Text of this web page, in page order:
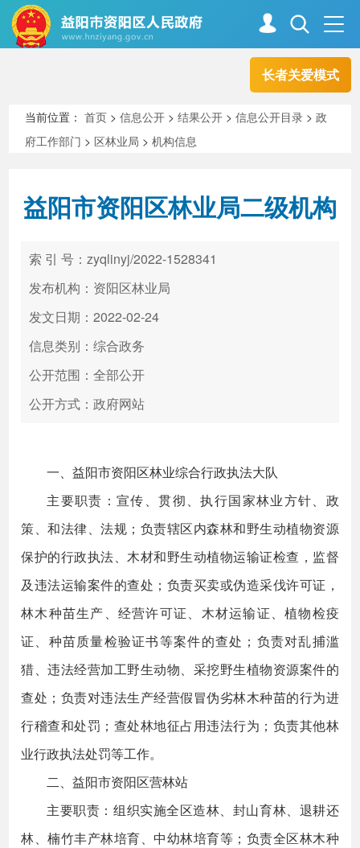
长者关爱模式
走进资阳
新闻中心 解读回应
政务服务
高效办成一件事
当前位置：首页 >信息公开 >结果公开 >信息公开目录 >政
府工作部门 > 区林业局 >机构信息
益阳市资阳区林业局二级机构
索 引 号：zyqlinyj/2022-1528341
发布机构：资阳区林业局
发文日期：2022-02-24
信息类别：综合政务
公开范围：全部公开
公开方式：政府网站
一、益阳市资阳区林业综合行政执法大队
主要职责：宣传、贯彻、执行国家林业方针、政
策、和法律、法规；负责辖区内森林和野生动植物资源
保护的行政执法、木材和野生动植物运输证检查，监督
及违法运输案件的查处；负责买卖或伪造采伐许可证，
林木种苗生产、经营许可证、木材运输证、植物检疫
证、种苗质量检验证书等案件的查处；负责对乱捕滥
猎、违法经营加工野生动物、采挖野生植物资源案件的
查处；负责对违法生产经营假冒伪劣林木种苗的行为进
行稽查和处罚；查处林地征占用违法行为；负责其他林
业行政执法处罚等工作。
二、益阳市资阳区营林站
主要职责：组织实施全区造林、封山育林、退耕还
林、楠竹丰产林培育、中幼林培育等；负责全区林木种